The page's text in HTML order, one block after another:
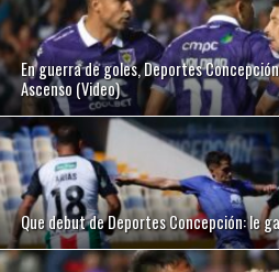
En guerra de goles, Deportes
Ascenso (Video)
Que debut de Deportes Concepción: le